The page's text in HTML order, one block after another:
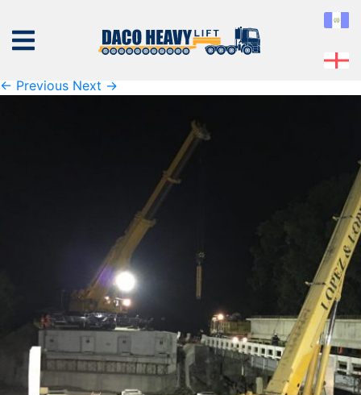
CONTÁCTENOS
Published 16 de September de 2019at1600 × 1200
← Previous Next →